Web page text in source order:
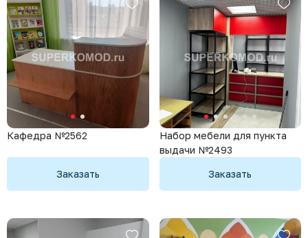
Кафедра №2562
Заказать
Набор мебели для пункта
выдачи №2493
Заказать